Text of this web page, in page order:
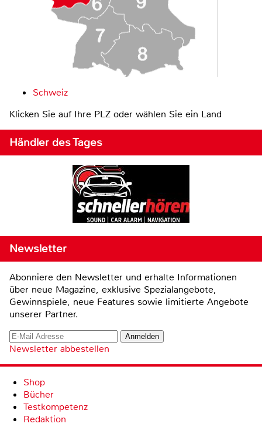
Schweiz
Klicken Sie auf Ihre PLZ oder wählen Sie ein Land
Händler des Tages
Newsletter
Abonniere den Newsletter und erhalte Informationen
über neue Magazine, exklusive Spezialangebote,
Gewinnspiele, neue Features sowie limitierte Angebote
unserer Partner.
Newsletter abbestellen
Shop
Bücher
Testkompetenz
Redaktion